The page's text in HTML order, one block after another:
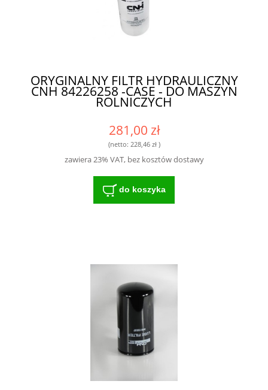
ORYGINALNY FILTR HYDRAULICZNY
CNH 84226258 -CASE - DO MASZYN
ROLNICZYCH
281,00 zł
(netto: 228,46 zł)
zawiera 23% VAT, bez kosztów dostawy
do koszyka